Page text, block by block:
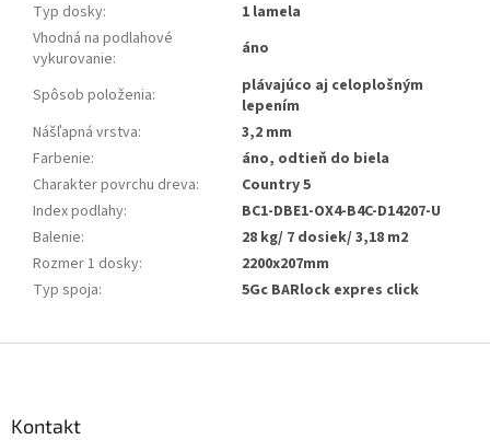
Typ dosky:
1 lamela
Vhodná na podlahové
vykurovanie: áno
Spôsob položenia:
plávajúco aj celoplošným
lepením
Nášľapná vrstva:
3,2 mm
Farbenie:
áno, odtieň do biela
Charakter povrchu dreva:
Country 5
Index podlahy:
BC1-DBE1-OX4-B4C-D14207-U
Balenie:
28 kg/ 7 dosiek/ 3,18 m2
Rozmer 1 dosky:
2200x207mm
Typ spoja: 5Gc BARlock expres click
Kontakt